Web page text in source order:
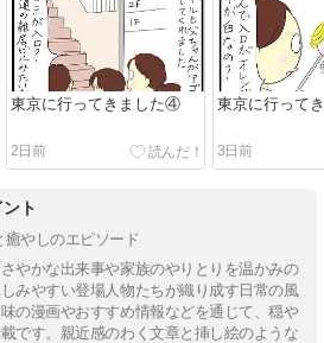
東京に行ってきました④
2日前
東京に行って
3日前
ト
癒やしのエピソード
やかな出来事や家族のやりとりを温かみの
みやすい登場人物たちが織り成す日常の風
の漫画やおすすめ情報などを通じて、穏や
です。親近感のわく文章と挿し絵のような